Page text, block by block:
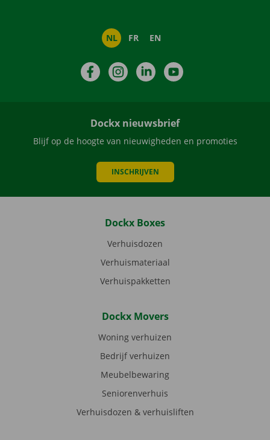
NL FR EN
FacebookInstagramLinkedIn
Dockx nieuwsbrief
Blijf op de hoogte van nieuwigheden en promoties
INSCHRIJVEN
Dockx Boxes
Verhuisdozen
Verhuismateriaal
Verhuispakketten
Dockx Movers
Woning verhuizen
Bedrijf verhuizen
Meubelbewaring
Seniorenverhuis
Verhuisdozen & verhuisliften